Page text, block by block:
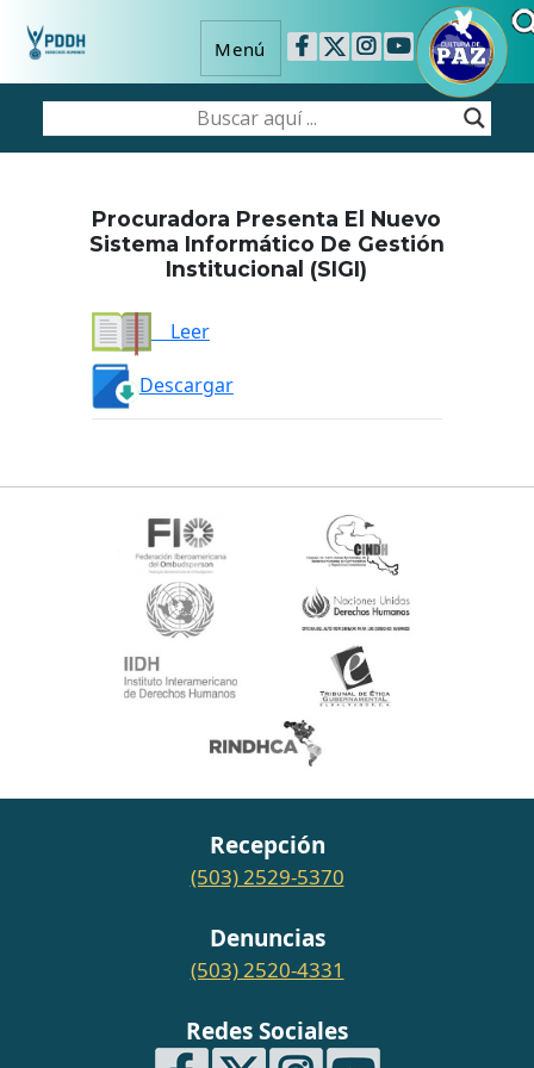
Menú
Procuradora Presenta El Nuevo
Sistema Informático De Gestión
Institucional (SIGI)
Leer
Descargar
Recepción
(503) 2529-5370
Denuncias
(503) 2520-4331
Redes Sociales